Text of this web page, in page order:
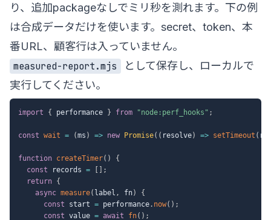
り、追加packageなしでミリ秒を測れます。下の例
は合成データだけを使います。secret、token、本
番URL、顧客行は入っていません。
measured-report.mjs
として保存し、ローカルで
実行してください。
import { performance } from "node:perf_hooks" ;
const wait = (ms ) => new Promise( ( resolve) => setTimeout (
function createTimer( )
{
const records =
;
return {
async measure( label , fn)
{
const start = performance. now( ) ;
const value = await fn( ) ;